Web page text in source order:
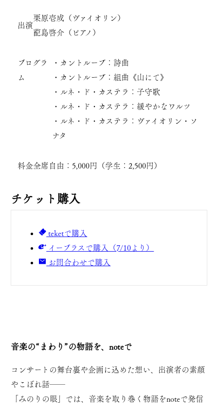
出演
栗原壱成（ヴァイオリン）
蓜島啓介（ピアノ）
プログラ
ム
・カントルーブ：詩曲
・カントルーブ：組曲《山にて》
・ルネ・ド・カステラ：子守歌
・ルネ・ド・カステラ：緩やかなワルツ
・ルネ・ド・カステラ：ヴァイオリン・ソ
ナタ
料金全席自由：5,000円（学生：2,500円）
チケット購入
teketで購入
イープラスで購入（7/10より）
お問合わせで購入
音楽の“まわり”の物語を、noteで
コンサートの舞台裏や企画に込めた想い、出演者の素顔
やこぼれ話──
「みのりの眼」では、音楽を取り巻く物語をnoteで発信